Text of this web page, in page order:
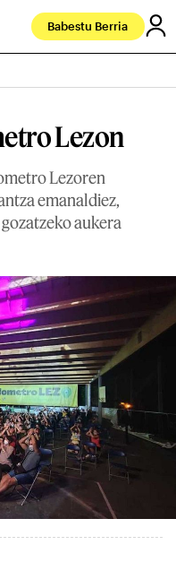
Babestu Berria
Lezon
Lezoren
emanaldiez,
aukera